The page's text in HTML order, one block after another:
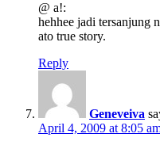
@ a!:
hehhee jadi tersanjung
ato true story.
Reply
Geneveiva
April 4, 2009 at 8:05